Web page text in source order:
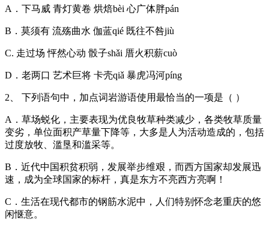
A．下马威 青灯黄卷 烘焙bèi 心广体胖pán
B．莫须有 流殇曲水 伽蓝qié 既往不咎jiù
C. 走过场 怦然心动 骰子shǎi 厝火积薪cuò
D．老两口 艺术巨将 卡壳qiǎ 暴虎冯河píng
2、 下列语句中，加点词岩游语使用最恰当的一项是（ ）
A．草场蜕化，主要表现为优良牧草种类减少，各类牧草质量
变劣，单位面积产草量下降等，大多是人为活动造成的，包括
过度放牧、滥垦和滥采等。
B．近代中国积贫积弱，发展举步维艰，而西方国家却发展迅
速，成为全球国家的标杆，真是东方不亮西方亮啊！
C．生活在现代都市的钢筋水泥中，人们特别怀念老重庆的悠
闲惬意。